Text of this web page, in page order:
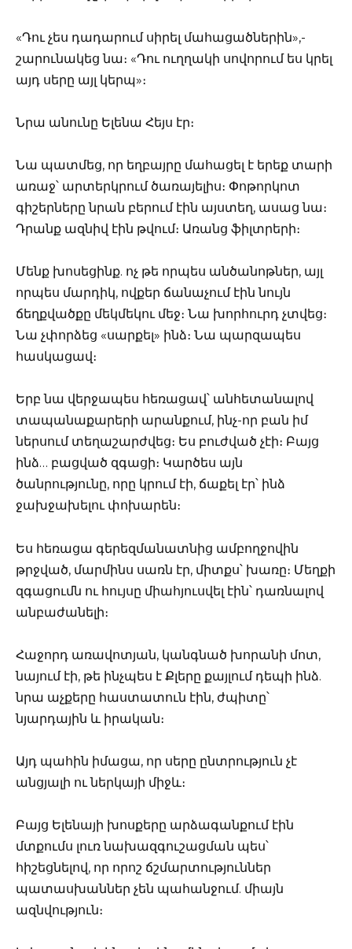
«Դու չես դադարում սիրել մահացածներին»,-
շարունակեց նա։ «Դու ուղղակի սովորում ես կրել
այդ սերը այլ կերպ»։
Նրա անունը Ելենա Հեյս էր։
Նա պատմեց, որ եղբայրը մահացել է երեք տարի
առաջ՝ արտերկրում ծառայելիս։ Փոթորկոտ
գիշերները նրան բերում էին այստեղ, ասաց նա։
Դրանք ազնիվ էին թվում։ Առանց ֆիլտրերի։
Մենք խոսեցինք. ոչ թե որպես անծանոթներ, այլ
որպես մարդիկ, ովքեր ճանաչում էին նույն
ճեղքվածքը մեկմեկու մեջ։ Նա խորհուրդ չտվեց։
Նա չփորձեց «սարքել» ինձ։ Նա պարզապես
հասկացավ։
Երբ նա վերջապես հեռացավ՝ անհետանալով
տապանաքարերի արանքում, ինչ-որ բան իմ
ներսում տեղաշարժվեց։ Ես բուժված չէի։ Բայց
ինձ… բացված զգացի։ Կարծես այն
ծանրությունը, որը կրում էի, ճաքել էր՝ ինձ
ջախջախելու փոխարեն։
Ես հեռացա գերեզմանատնից ամբողջովին
թրջված, մարմինս սառն էր, միտքս՝ խառը։ Մեղքի
զգացումն ու հույսը միահյուսվել էին՝ դառնալով
անբաժանելի։
Հաջորդ առավոտյան, կանգնած խորանի մոտ,
նայում էի, թե ինչպես է Քլերը քայլում դեպի ինձ.
նրա աչքերը հաստատուն էին, ժպիտը՝
նյարդային և իրական։
Այդ պահին իմացա, որ սերը ընտրություն չէ
անցյալի ու ներկայի միջև։
Բայց Ելենայի խոսքերը արձագանքում էին
մտքումս լուռ նախազգուշացման պես՝
հիշեցնելով, որ որոշ ճշմարտություններ
պատասխաններ չեն պահանջում. միայն
ազնվություն։